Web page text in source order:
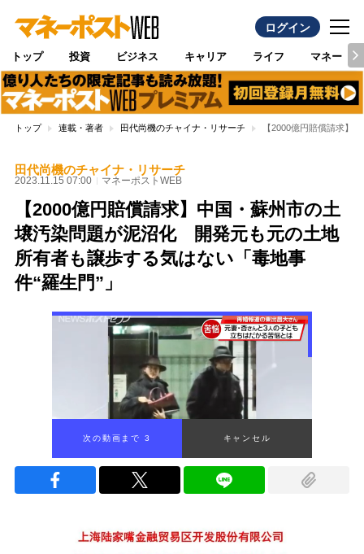
ログイン
トップ 投資 ビジネス キャリア ライフ マネー
トップ 連載・著者 田代尚機のチャイナ・リサーチ 【2000億円賠償請求】
田代尚機のチャイナ・リサーチ
2023.11.15 07:00 マネーポストWEB
【2000億円賠償請求】中国・蘇州市の土
壌汚染問題が泥沼化 開発元も元の土地
所有者も譲歩する気はない「毒地事
件“羅生門”」
次の動画まで 2 キャンセル